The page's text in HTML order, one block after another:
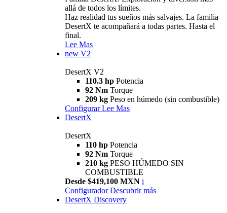
allá de todos los límites.
Haz realidad tus sueños más salvajes. La familia
DesertX te acompañará a todas partes. Hasta el
final.
Lee Mas
new V2
DesertX V2
110.3 hp Potencia
92 Nm Torque
209 kg Peso en húmedo (sin combustible)
Configurar Lee Mas
DesertX
DesertX
110 hp Potencia
92 Nm Torque
210 kg PESO HÚMEDO SIN
COMBUSTIBLE
Desde $419,100 MXN i
Configurador Descubrir más
DesertX Discovery